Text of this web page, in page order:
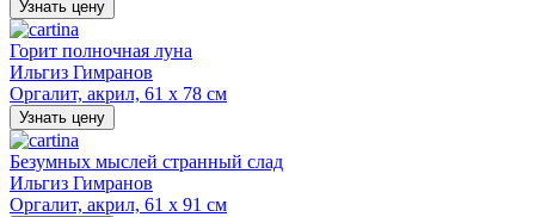
Узнать цену
Горит полночная луна
Ильгиз Гимранов
Оргалит, акрил, 61 х 78 см
Узнать цену
Безумных мыслей странный слад
Ильгиз Гимранов
Оргалит, акрил, 61 х 91 см